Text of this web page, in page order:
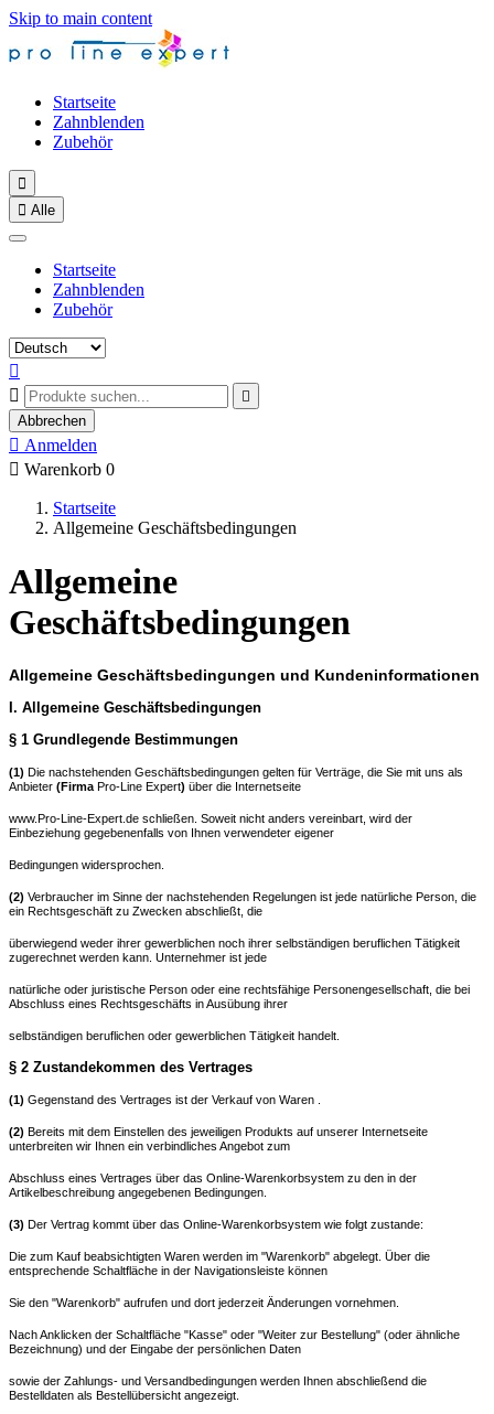
Skip to main content
Startseite
Zahnblenden
Zubehör

 Alle
Startseite
Zahnblenden
Zubehör



Abbrechen
 Anmelden
 Warenkorb 0
Startseite
Allgemeine Geschäftsbedingungen
Allgemeine
Geschäftsbedingungen
Allgemeine Geschäftsbedingungen und Kundeninformationen
I. Allgemeine Geschäftsbedingungen
§ 1 Grundlegende Bestimmungen
(1) Die nachstehenden Geschäftsbedingungen gelten für Verträge, die Sie mit uns als
Anbieter (Firma Pro-Line Expert) über die Internetseite
www.Pro-Line-Expert.de schließen. Soweit nicht anders vereinbart, wird der
Einbeziehung gegebenenfalls von Ihnen verwendeter eigener
Bedingungen widersprochen.
(2) Verbraucher im Sinne der nachstehenden Regelungen ist jede natürliche Person, die
ein Rechtsgeschäft zu Zwecken abschließt, die
überwiegend weder ihrer gewerblichen noch ihrer selbständigen beruflichen Tätigkeit
zugerechnet werden kann. Unternehmer ist jede
natürliche oder juristische Person oder eine rechtsfähige Personengesellschaft, die bei
Abschluss eines Rechtsgeschäfts in Ausübung ihrer
selbständigen beruflichen oder gewerblichen Tätigkeit handelt.
§ 2 Zustandekommen des Vertrages
(1) Gegenstand des Vertrages ist der Verkauf von Waren .
(2) Bereits mit dem Einstellen des jeweiligen Produkts auf unserer Internetseite
unterbreiten wir Ihnen ein verbindliches Angebot zum
Abschluss eines Vertrages über das Online-Warenkorbsystem zu den in der
Artikelbeschreibung angegebenen Bedingungen.
(3) Der Vertrag kommt über das Online-Warenkorbsystem wie folgt zustande:
Die zum Kauf beabsichtigten Waren werden im "Warenkorb" abgelegt. Über die
entsprechende Schaltfläche in der Navigationsleiste können
Sie den "Warenkorb" aufrufen und dort jederzeit Änderungen vornehmen.
Nach Anklicken der Schaltfläche "Kasse" oder "Weiter zur Bestellung" (oder ähnliche
Bezeichnung) und der Eingabe der persönlichen Daten
sowie der Zahlungs- und Versandbedingungen werden Ihnen abschließend die
Bestelldaten als Bestellübersicht angezeigt.